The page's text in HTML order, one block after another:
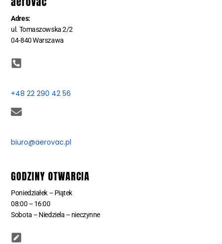
Adres:
ul. Tomaszowska 2/2
04-840 Warszawa
+48 22 290 42 56
biuro@aerovac.pl
GODZINY OTWARCIA
Poniedziałek – Piątek
08:00 – 16:00
Sobota – Niedziela – nieczynne